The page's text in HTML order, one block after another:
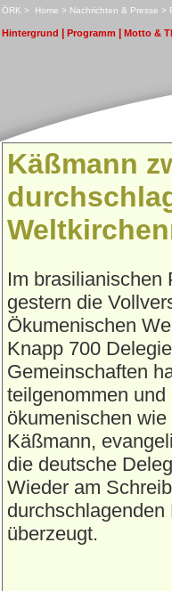
ÖRK > Home > Nachrichten & Presse >
Hintergrund Programm Motto &
Käßmann
Im brasilianischen
gestern die
Ökumenischen
Knapp 700
Gemeinschaften
teilgenommen
ökumenischen
Käßmann,
die deutsche
Wieder am
überzeugt.